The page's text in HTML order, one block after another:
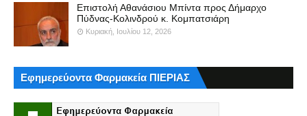
Επιστολή Αθανάσιου Μπίντα προς Δήμαρχο
Πύδνας-Κολινδρού κ. Κομπατσιάρη
Κυριακή, Ιουλίου 12, 2026
Εφημερεύοντα Φαρμακεία ΠΙΕΡΙΑΣ